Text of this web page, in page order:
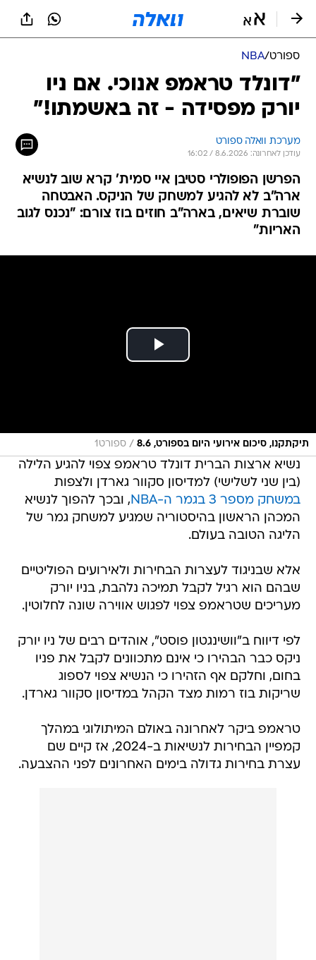
ספורט/
NBA
"דונלד טראמפ אנוכי. אם ניו
יורק מפסידה - זה באשמתו!"
מערכת וואלה ספורט
עודכן לאחרונה: 8.6.2026 / 16:02
הפרשן הפופולרי סטיבן איי סמית' קרא שוב לנשיא
ארה"ב לא להגיע למשחק של הניקס. האבטחה
שוברת שיאים, בארה"ב חוזים בוז צורם: "נכנס לגוב
האריות"
תיקתקנו, סיכום אירועי היום בספורט, 8.6 / ספורט1
נשיא ארצות הברית דונלד טראמפ צפוי להגיע הלילה
(בין שני לשלישי) למדיסון סקוור גארדן ולצפות
במשחק מספר 3 בגמר ה-NBA
, ובכך להפוך לנשיא
המכהן הראשון בהיסטוריה שמגיע למשחק גמר של
הליגה הטובה בעולם.
אלא שבניגוד לעצרות הבחירות ולאירועים הפוליטיים
שבהם הוא רגיל לקבל תמיכה נלהבת, בניו יורק
מעריכים שטראמפ צפוי לפגוש אווירה שונה לחלוטין.
לפי דיווח ב"וושינגטון פוסט", אוהדים רבים של ניו יורק
ניקס כבר הבהירו כי אינם מתכוונים לקבל את פניו
בחום, וחלקם אף הזהירו כי הנשיא צפוי לספוג
שריקות בוז רמות מצד הקהל במדיסון סקוור גארדן.
טראמפ ביקר לאחרונה באולם המיתולוגי במהלך
קמפיין הבחירות לנשיאות ב-2024, אז קיים שם
עצרת בחירות גדולה בימים האחרונים לפני ההצבעה.